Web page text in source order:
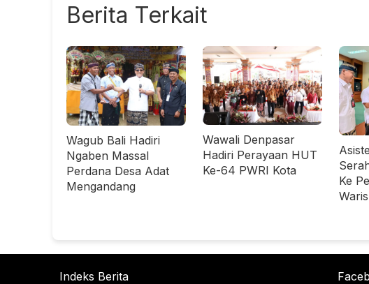
Berita Terkait
Wagub Bali Hadiri
Ngaben Massal
Perdana Desa Adat
Mengandang
Wawali Denpasar
Hadiri Perayaan HUT
Ke-64 PWRI Kota
Ke
Indeks Berita